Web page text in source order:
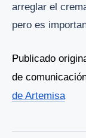
arreglar el
pero es
Publicado
de
de Artemisa